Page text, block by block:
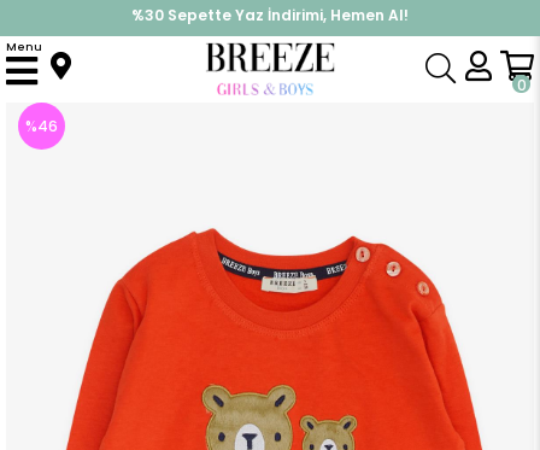
%30 Sepette Yaz İndirimi, Hemen Al!
İndirimlere ek %10 İndirimi Kap, Hemen Üye Ol!
0
Menu
Anasayfa Üst Giyim Uzun Kollu Tişört Erkek Bebek Uzun Kollu Tişört Ayıcık Bakılı Turuncu (9 Ay-1 Yaş)
%46